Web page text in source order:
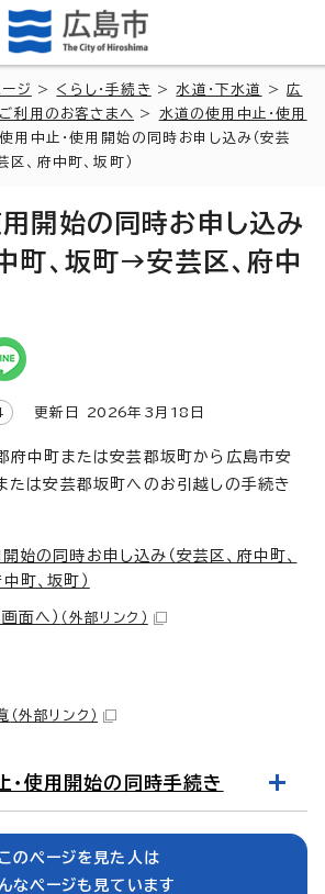
ージ > くらし・手続き >水道・下水道 >広
利用のお客さまへ > 水道の使用中止・使用
用中止・使用開始の同時お申し込み（安芸
、府中町、坂町）
用開始の同時お申し込み
町、坂町→安芸区、府中
更新日 2026年3月 18 日
府中町または安芸郡坂町から広島市安
たは安芸郡坂町へのお引越しの手続き
始の同時お申し込み（安芸区、府中町、
町、坂町）
面へ） （外部リンク）
（外部リンク）
・使用開始の同時手続き
このページを見た人は
なページも見ています